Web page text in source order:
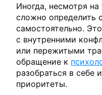
Иногда, несмотря
сложно определить
самостоятельно.
с внутренними
или пережитыми
обращение к
разобраться в себе
приоритеты.